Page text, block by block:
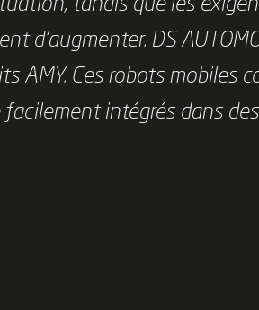
d’augmenter. DS
AMY. Ces robots mobiles
intégrés dans